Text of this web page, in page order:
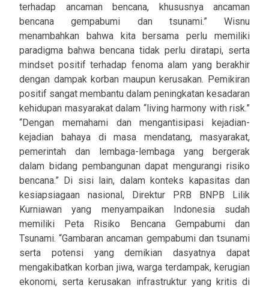
terhadap ancaman bencana, khususnya ancaman
bencana gempabumi dan tsunami.” Wisnu
menambahkan bahwa kita bersama perlu memiliki
paradigma bahwa bencana tidak perlu diratapi, serta
mindset positif terhadap fenoma alam yang berakhir
dengan dampak korban maupun kerusakan. Pemikiran
positif sangat membantu dalam peningkatan kesadaran
kehidupan masyarakat dalam “living harmony with risk.”
“Dengan memahami dan mengantisipasi kejadian-
kejadian bahaya di masa mendatang, masyarakat,
pemerintah dan lembaga-lembaga yang bergerak
dalam bidang pembangunan dapat mengurangi risiko
bencana.” Di sisi lain, dalam konteks kapasitas dan
kesiapsiagaan nasional, Direktur PRB BNPB Lilik
Kurniawan yang menyampaikan Indonesia sudah
memiliki Peta Risiko Bencana Gempabumi dan
Tsunami. “Gambaran ancaman gempabumi dan tsunami
serta potensi yang demikian dasyatnya dapat
mengakibatkan korban jiwa, warga terdampak, kerugian
ekonomi, serta kerusakan infrastruktur yang kritis di